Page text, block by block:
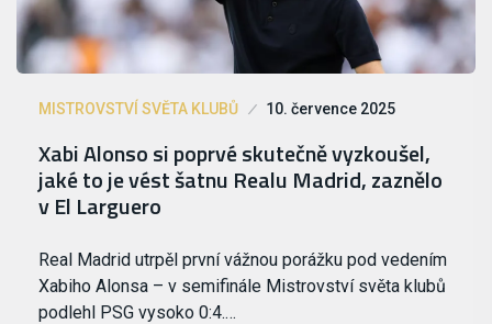
MISTROVSTVÍ SVĚTA KLUBŮ 10. července 2025
Xabi Alonso si poprvé skutečně vyzkoušel,
jaké to je vést šatnu Realu Madrid, zaznělo
v El Larguero
Real Madrid utrpěl první vážnou porážku pod vedením
Xabiho Alonsa – v semifinále Mistrovství světa klubů
podlehl PSG vysoko 0:4.…